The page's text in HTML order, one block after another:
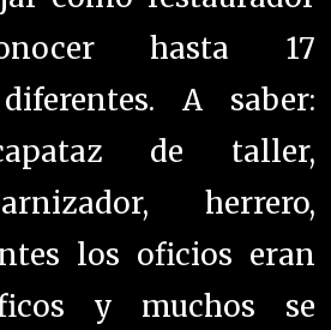
y muchos se
optar por una línea,
proceso de trabajo
que se ha de
premisa: para